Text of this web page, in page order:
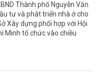
Thành phố Nguyễn Văn
tư và phát triển nhà ở cho
Xây dựng phối hợp với Hội
Minh tổ chức vào chiều